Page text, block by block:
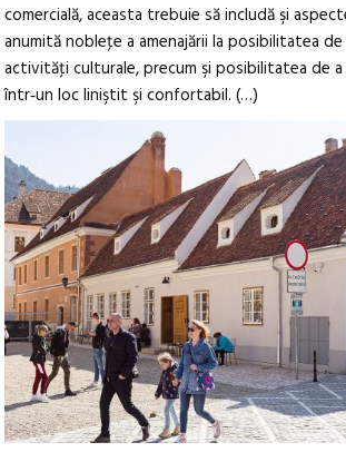
comercială, aceasta trebuie să includă şi
anumită nobleţe a amenajării la posibilitatea
activităţi culturale, precum şi posibilitatea de
într‑un loc liniştit şi confortabil. (…)